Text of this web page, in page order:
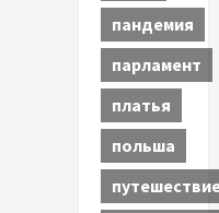
пандемия
парламент
платья
польша